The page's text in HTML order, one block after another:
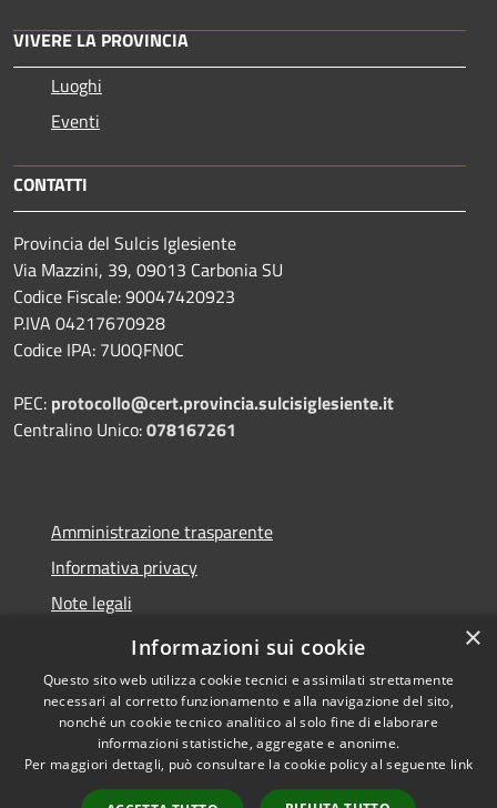
VIVERE LA PROVINCIA
Luoghi
Eventi
CONTATTI
Provincia del Sulcis Iglesiente
Via Mazzini, 39, 09013 Carbonia SU
Codice Fiscale: 90047420923
P.IVA 04217670928
Codice IPA: 7U0QFN0C
PEC: protocollo@cert.provincia.sulcisiglesiente.it
Centralino Unico:078167261
Amministrazione trasparente
Informativa privacy
Note legali
Dichiarazione di accessibilità
Accessibilità
Copyright © 2026 • Provincia
del Sulcis Iglesiente • Powered
×
Informazioni sui cookie
Questo sito web utilizza cookie tecnici e assimilati strettamente
necessari al corretto funzionamento e alla navigazione del sito,
nonché un cookie tecnico analitico al solo fine di elaborare
informazioni statistiche, aggregate e anonime.
Per maggiori dettagli, può consultare la cookie policy al seguente link